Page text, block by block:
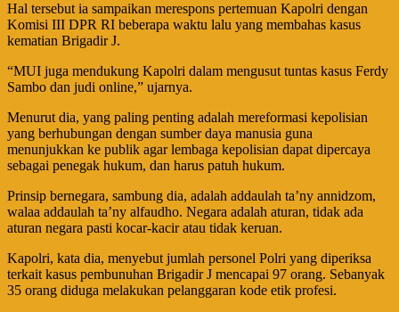
Hal tersebut ia sampaikan merespons pertemuan Kapolri dengan
Komisi III DPR RI beberapa waktu lalu yang membahas kasus
kematian Brigadir J.
“MUI juga mendukung Kapolri dalam mengusut tuntas kasus Ferdy
Sambo dan judi online,” ujarnya.
Menurut dia, yang paling penting adalah mereformasi kepolisian
yang berhubungan dengan sumber daya manusia guna
menunjukkan ke publik agar lembaga kepolisian dapat dipercaya
sebagai penegak hukum, dan harus patuh hukum.
Prinsip bernegara, sambung dia, adalah addaulah ta’ny annidzom,
walaa addaulah ta’ny alfaudho. Negara adalah aturan, tidak ada
aturan negara pasti kocar-kacir atau tidak keruan.
Kapolri, kata dia, menyebut jumlah personel Polri yang diperiksa
terkait kasus pembunuhan Brigadir J mencapai 97 orang. Sebanyak
35 orang diduga melakukan pelanggaran kode etik profesi.